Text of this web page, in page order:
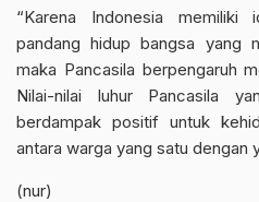
“Karena Indonesia memiliki
pandang hidup bangsa yang
maka Pancasila berpengaruh
Nilai-nilai luhur Pancasila
berdampak positif untuk
antara warga yang satu dengan
(nur)